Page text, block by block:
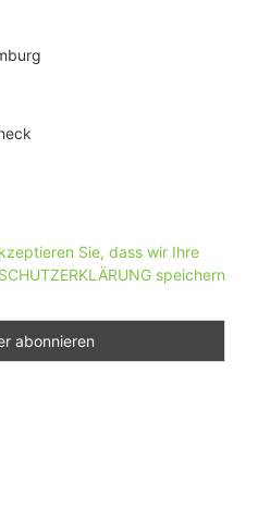
Sie, dass wir Ihre
speichern